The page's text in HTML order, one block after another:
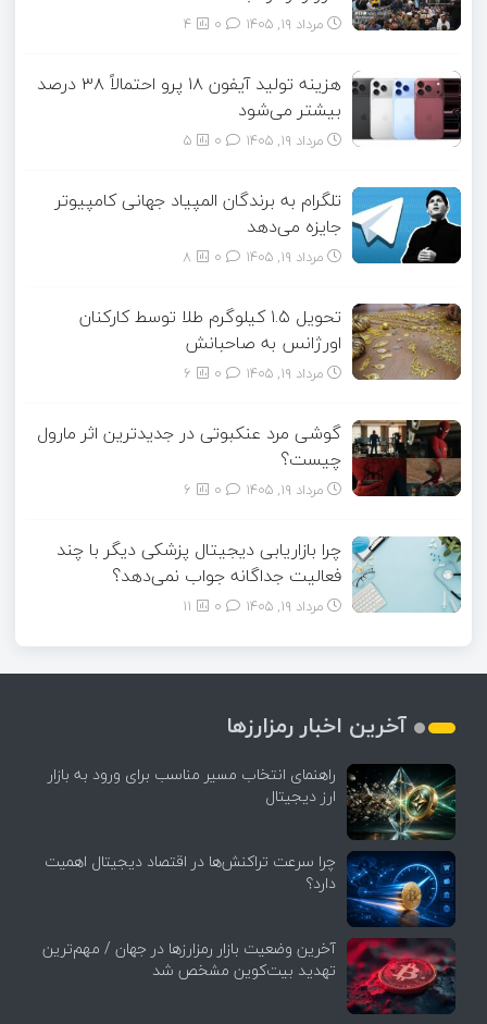
مرداد ۱۹, ۱۴۰۵ 4
هزینه تولید آیفون ۱۸ پرو احتمالاً ۳۸ درصد
بیشتر می‌شود
مرداد ۱۹, ۱۴۰۵ 5
تلگرام به برندگان المپیاد جهانی کامپیوتر
جایزه می‌دهد
مرداد ۱۹, ۱۴۰۵ 8
تحویل ۱.۵ کیلوگرم طلا توسط کارکنان
اورژانس به صاحبانش
مرداد ۱۹, ۱۴۰۵ 6
گوشی مرد عنکبوتی در جدیدترین اثر مارول
چیست؟
مرداد ۱۹, ۱۴۰۵ 6
چرا بازاریابی دیجیتال پزشکی دیگر با چند
فعالیت جداگانه جواب نمی‌دهد؟
مرداد ۱۹, ۱۴۰۵ 11
آخرین اخبار رمزارزها
راهنمای انتخاب مسیر مناسب برای ورود به بازار
ارز دیجیتال
چرا سرعت تراکنش‌ها در اقتصاد دیجیتال اهمیت
دارد؟
آخرین وضعیت بازار رمزارزها در جهان / مهم‌ترین
تهدید بیت‌کوین مشخص شد